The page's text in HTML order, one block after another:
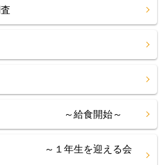
た ～給食開始～
♪ ～１年生を迎える会